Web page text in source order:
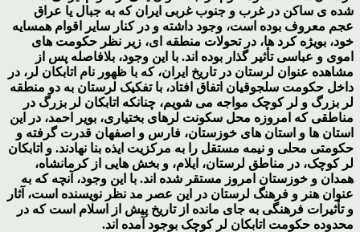
شده ی ساکن در غرب و جنوب غربی ایران که به جبال یا عراق
عجم معروف بوده است، وجود داشته و در کنار سایر اقوام همسایه
خود، بویژه کرد ها، در تحولات منطقه ای، زیر نظر حکومت های
اموی و عباسی تأثیر گذار بوده اند. با این وجود، بلافاصله پس از
مشاهده عنوان لرستان در تاریخ ایران، که با ظهور نام اتابکان لر، در
داخل حکومت سلجوقیان اتفاق افتاد، با تفکیک لرستان به دو منطقه
لر بزرگ و لر کوچک مواجه می شویم، چنانکه اتابکان لر بزرگ در
مناطقی که امروزه محل سکونت لرهای بختیاری، بویر احمد، در این
استان ها و استان های خوزستان، فارس و اصفهان قدرت گرفته و
حکومتی محلی و نیمه مستقل را به مرکزیت ایذه بنا نهادند. و اتابکان
لر کوچک، در مناطق لرستان، ایلام، و بخش هایی از کرمانشاه،
همدان و خوزستان امروز مستقر شده اند. با این وجود، آنچه که به
عنوان هنر و فرهنگ لرستان در این عصر مد نظر نویسنده است، آثار
و تأثیرات فرهنگی به جای مانده از تاریخ پیش از اسلام است که در
محدوده حکومت اتابکان لر کوچک بوجود آمده اند.